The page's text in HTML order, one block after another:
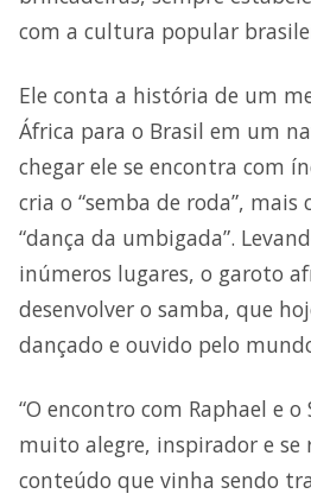
com a cultura popular
Ele conta a história de um
África para o Brasil em um
chegar ele se encontra com
cria o “semba de roda”, mais
“dança da umbigada”.
inúmeros lugares, o garoto
desenvolver o samba, que
dançado e ouvido pelo
“O encontro com Raphael e
muito alegre, inspirador e se
conteúdo que vinha sendo